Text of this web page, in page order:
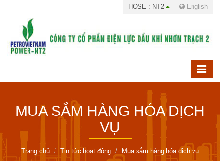
HOSE : NT2 English
MUA SẮM HÀNG HÓA DỊCH
VỤ
Trang chủ Tin tức hoạt động Mua sắm hàng hóa dịch vụ